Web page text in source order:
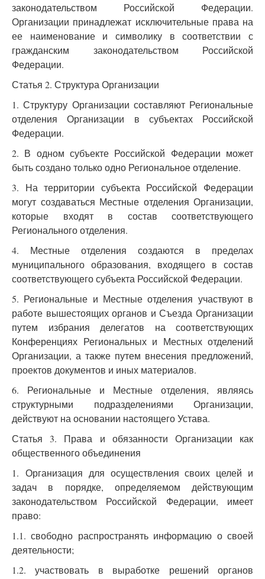
законодательством Российской Федерации.
Организации принадлежат исключительные права на
ее наименование и символику в соответствии с
гражданским законодательством Российской
Федерации.
Статья 2. Структура Организации
1. Структуру Организации составляют Региональные
отделения Организации в субъектах Российской
Федерации.
2. В одном субъекте Российской Федерации может
быть создано только одно Региональное отделение.
3. На территории субъекта Российской Федерации
могут создаваться Местные отделения Организации,
которые входят в состав соответствующего
Регионального отделения.
4. Местные отделения создаются в пределах
муниципального образования, входящего в состав
соответствующего субъекта Российской Федерации.
5. Региональные и Местные отделения участвуют в
работе вышестоящих органов и Съезда Организации
путем избрания делегатов на соответствующих
Конференциях Региональных и Местных отделений
Организации, а также путем внесения предложений,
проектов документов и иных материалов.
6. Региональные и Местные отделения, являясь
структурными подразделениями Организации,
действуют на основании настоящего Устава.
Статья 3. Права и обязанности Организации как
общественного объединения
1. Организация для осуществления своих целей и
задач в порядке, определяемом действующим
законодательством Российской Федерации, имеет
право:
1.1. свободно распространять информацию о своей
деятельности;
1.2. участвовать в выработке решений органов